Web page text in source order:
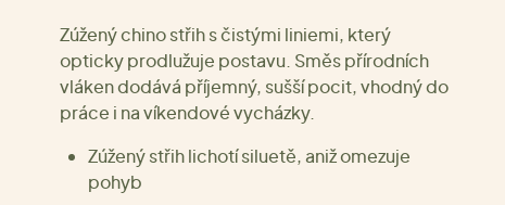
Zúžený chino střih s čistými liniemi, který
opticky prodlužuje postavu. Směs přírodních
vláken dodává příjemný, sušší pocit, vhodný do
práce i na víkendové vycházky.
Zúžený střih lichotí siluetě, aniž omezuje
pohyb